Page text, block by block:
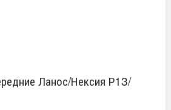
Ланос/Нексия Р13/